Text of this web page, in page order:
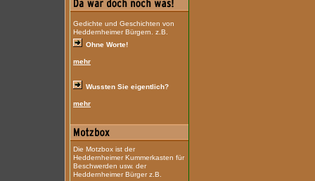
Gedichte und Geschichten von
Heddernheimer Bürgern. z.B.
Ohne Worte!
mehr
Wussten Sie eigentlich?
mehr
Die Motzbox ist der
Heddernheimer Kummerkasten für
Beschwerden usw. der
Heddernheimer Bürger z.B.